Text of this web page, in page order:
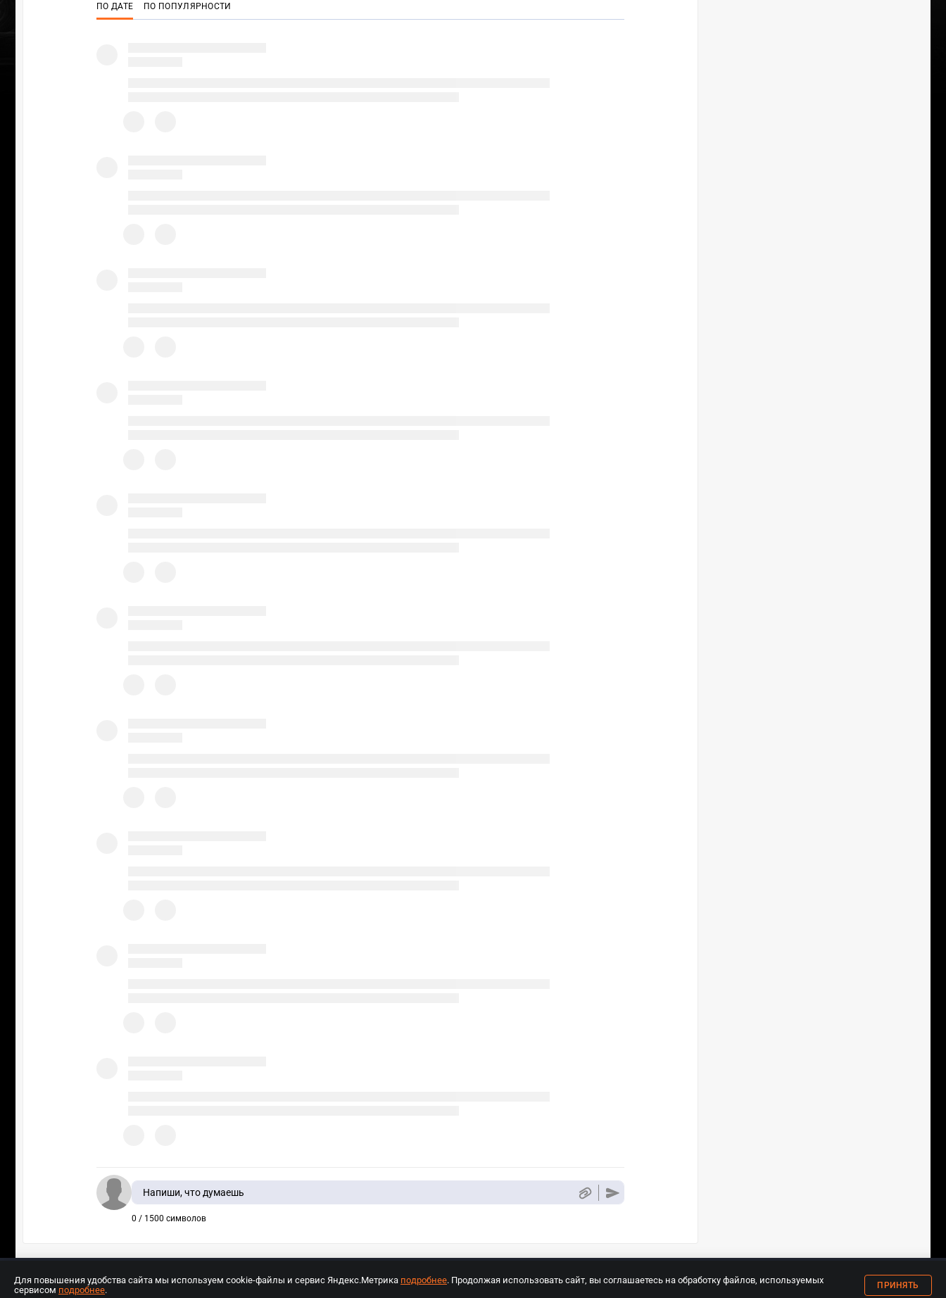
ПО ДАТЕ ПО ПОПУЛЯРНОСТИ
Напиши, что думаешь
0 / 1500 символов
18+
Для повышения удобства сайта мы используем cookie-файлы и сервис Яндекс.Метрика подробнее. Продолжая использовать сайт, вы соглашаетесь на обработку файлов, используемых
сервисом подробнее. ПРИНЯТЬ